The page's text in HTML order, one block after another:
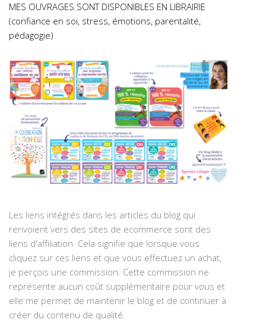
MES OUVRAGES SONT DISPONIBLES EN LIBRAIRIE
(confiance en soi, stress, émotions, parentalité,
pédagogie)
Les liens intégrés dans les articles du blog qui
renvoient vers des sites de ecommerce sont des
liens d'affiliation. Cela signifie que lorsque vous
cliquez sur ces liens et que vous effectuez un achat,
je perçois une commission. Cette commission ne
représente aucun coût supplémentaire pour vous et
elle me permet de maintenir le blog et de continuer à
créer du contenu de qualité.